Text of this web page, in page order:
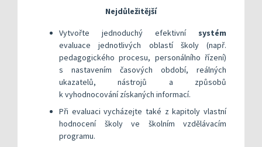
Nejdůležitější
Vytvořte jednoduchý efektivní systém
evaluace jednotlivých oblastí školy (např.
pedagogického procesu, personálního řízení)
s nastavením časových období, reálných
ukazatelů, nástrojů a způsobů
k vyhodnocování získaných informací.
Při evaluaci vycházejte také z kapitoly vlastní
hodnocení školy ve školním vzdělávacím
programu.